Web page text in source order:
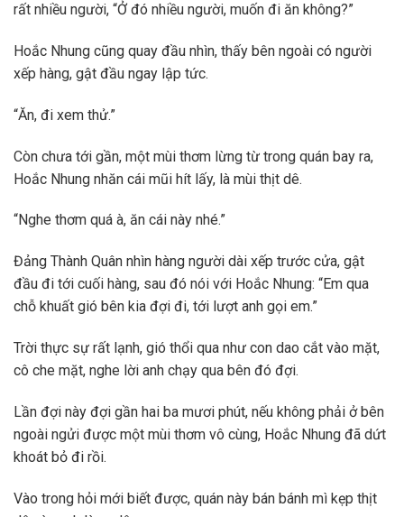
rất nhiều người, “Ở đó nhiều người, muốn đi ăn không?”
Hoắc Nhung cũng quay đầu nhìn, thấy bên ngoài có người
xếp hàng, gật đầu ngay lập tức.
“Ăn, đi xem thử.”
Còn chưa tới gần, một mùi thơm lừng từ trong quán bay ra,
Hoắc Nhung nhăn cái mũi hít lấy, là mùi thịt dê.
“Nghe thơm quá à, ăn cái này nhé.”
Đảng Thành Quân nhìn hàng người dài xếp trước cửa, gật
đầu đi tới cuối hàng, sau đó nói với Hoắc Nhung: “Em qua
chỗ khuất gió bên kia đợi đi, tới lượt anh gọi em.”
Trời thực sự rất lạnh, gió thổi qua như con dao cắt vào mặt,
cô che mặt, nghe lời anh chạy qua bên đó đợi.
Lần đợi này đợi gần hai ba mươi phút, nếu không phải ở bên
ngoài ngửi được một mùi thơm vô cùng, Hoắc Nhung đã dứt
khoát bỏ đi rồi.
Vào trong hỏi mới biết được, quán này bán bánh mì kẹp thịt